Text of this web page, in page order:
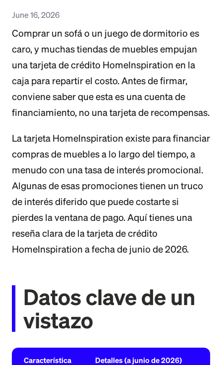
June 16, 2026
Comprar un sofá o un juego de dormitorio es
caro, y muchas tiendas de muebles empujan
una tarjeta de crédito HomeInspiration en la
caja para repartir el costo. Antes de firmar,
conviene saber que esta es una cuenta de
financiamiento, no una tarjeta de recompensas.
La tarjeta HomeInspiration existe para financiar
compras de muebles a lo largo del tiempo, a
menudo con una tasa de interés promocional.
Algunas de esas promociones tienen un truco
de interés diferido que puede costarte si
pierdes la ventana de pago. Aquí tienes una
reseña clara de la tarjeta de crédito
HomeInspiration a fecha de junio de 2026.
Datos clave de un
vistazo
Característica Detalles (a junio de 2026)